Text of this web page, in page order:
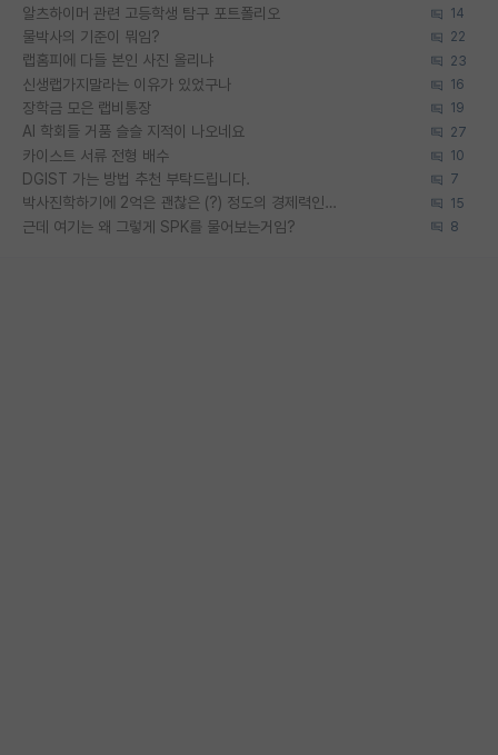
알츠하이머 관련 고등학생 탐구 포트폴리오 14
물박사의 기준이 뭐임? 22
랩홈피에 다들 본인 사진 올리냐 23
신생랩가지말라는 이유가 있었구나 16
장학금 모은 랩비통장 19
AI 학회들 거품 슬슬 지적이 나오네요 27
카이스트 서류 전형 배수 10
DGIST 가는 방법 추천 부탁드립니다. 7
박사진학하기에 2억은 괜찮은 (?) 정도의 경제력인가요 15
근데 여기는 왜 그렇게 SPK를 물어보는거임? 8